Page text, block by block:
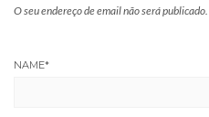
O seu endereço de email não será publicado.
NAME*